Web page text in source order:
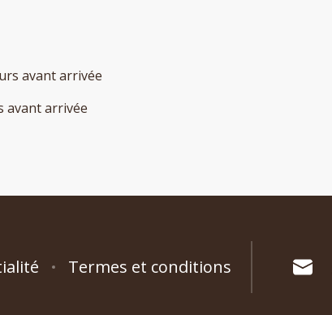
avantarrivée
avantarrivée
Termes et conditions